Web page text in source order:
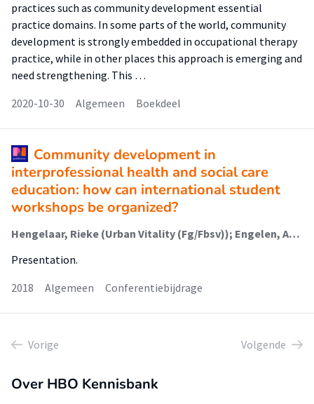
practices such as community development essential
practice domains. In some parts of the world, community
development is strongly embedded in occupational therapy
practice, while in other places this approach is emerging and
need strengthening. This …
2020-10-30
Algemeen Boekdeel
Community development in
interprofessional health and social care
education: how can international student
workshops be organized?
Hengelaar, Rieke (Urban Vitality (Fg/Fbsv)); Engelen, Anne-Mie; Schieller, Sandra
Presentation.
2018
Algemeen Conferentiebijdrage
Vorige Volgende
Over HBO Kennisbank